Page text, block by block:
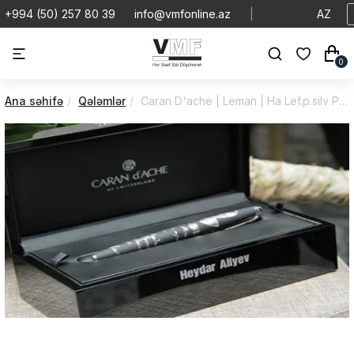
+994 (50) 257 80 39 info@vmfonline.az AZ
0
Ana səhifə Qələmlər Caran D'ache | Leman | Ha Lef.p.silv Pl/R | HA LE F.P